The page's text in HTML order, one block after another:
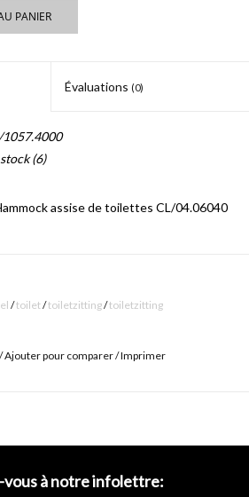
PANIER
Évaluations (0)
1057.4000
(6)
assise de toilettes CL/04.06040
/toilet/toiletzitting/toiletzitting
/Ajouter pour comparer/Imprimer
vous à notre infolettre: